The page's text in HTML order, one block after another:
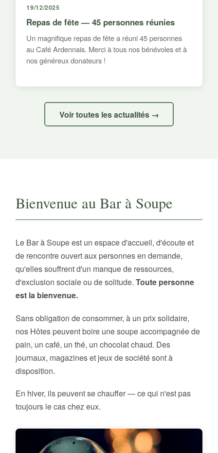
19/12/2025
Repas de fête — 45 personnes réunies
Un magnifique repas de fête a réuni 45 personnes
au Café Ardennais. Merci à tous nos bénévoles et à
nos généreux donateurs !
Voir toutes les actualités →
Bienvenue au Bar à Soupe
Le Bar à Soupe est un espace d'accueil, d'écoute et
de rencontre ouvert aux personnes en demande,
qu'elles souffrent d'un manque de ressources,
d'exclusion sociale ou de solitude. Toute personne
est la bienvenue.
Sans obligation de consommer, à un prix solidaire,
nos Hôtes peuvent boire une soupe accompagnée de
pain, un café, un thé, un chocolat chaud. Des
journaux, magazines et jeux de société sont à
disposition.
En hiver, ils peuvent se chauffer — ce qui n'est pas
toujours le cas chez eux.